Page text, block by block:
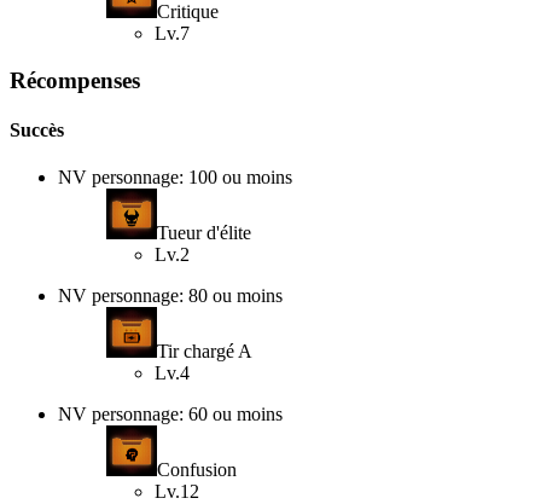
Critique
Lv.7
Récompenses
Succès
NV personnage: 100 ou moins
Tueur d'élite
Lv.2
NV personnage: 80 ou moins
Tir chargé A
Lv.4
NV personnage: 60 ou moins
Confusion
Lv.12